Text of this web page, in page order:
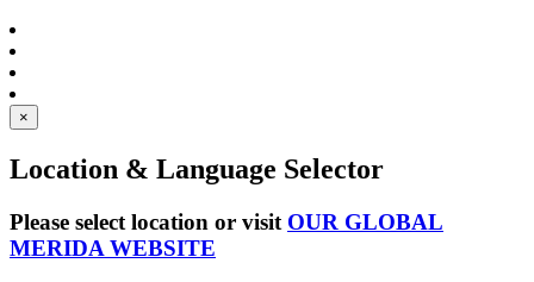
×
Location & Language Selector
Please select location or visit OUR GLOBAL
MERIDA WEBSITE